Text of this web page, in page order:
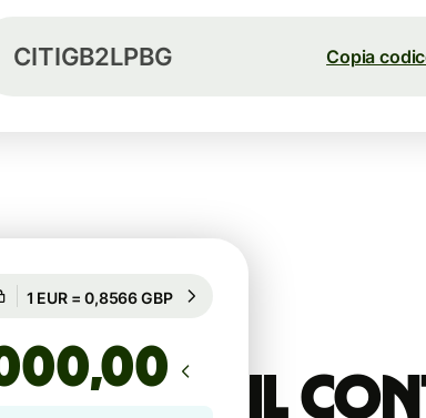
CITIGB2LPBG Copia
Il
Garantito per 72h
,00